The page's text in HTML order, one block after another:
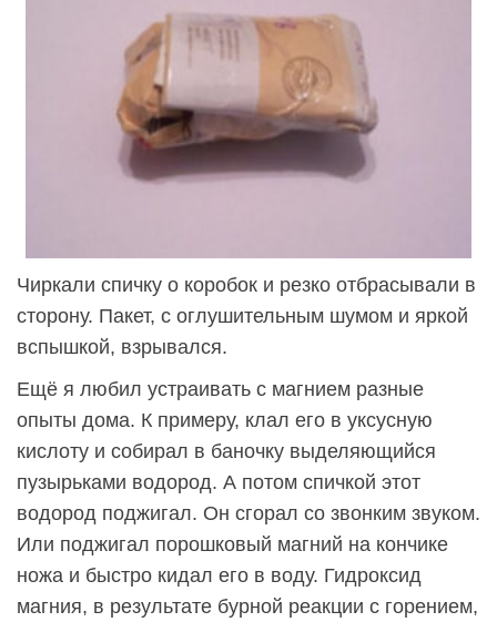
Чиркали спичку о коробок и резко отбрасывали в
сторону. Пакет, с оглушительным шумом и яркой
вспышкой, взрывался.
Ещё я любил устраивать с магнием разные
опыты дома. К примеру, клал его в уксусную
кислоту и собирал в баночку выделяющийся
пузырьками водород. А потом спичкой этот
водород поджигал. Он сгорал со звонким звуком.
Или поджигал порошковый магний на кончике
ножа и быстро кидал его в воду. Гидроксид
магния, в результате бурной реакции с горением,